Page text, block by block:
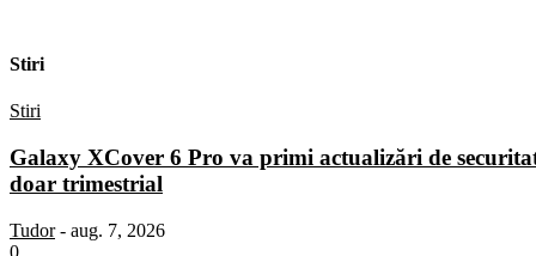
Stiri
Stiri
Galaxy XCover 6 Pro va primi actualizări de
doar trimestrial
Tudor - aug. 7, 2026
0